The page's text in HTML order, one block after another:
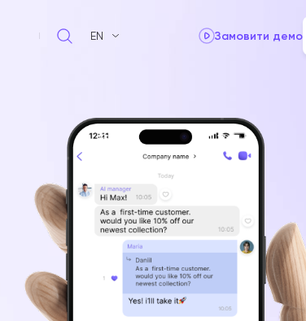
EN Замовити демо